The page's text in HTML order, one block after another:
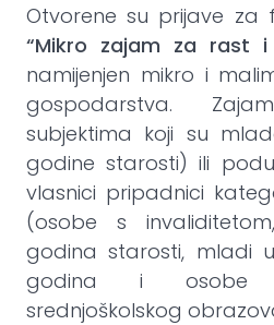
Otvorene su prijave za
“Mikro zajam za rast i
namijenjen mikro i
gospodarstva.
subjektima koji su
godine starosti) ili
vlasnici pripadnici
(osobe s
godina starosti, mladi
godina i osobe
srednjoškolskog